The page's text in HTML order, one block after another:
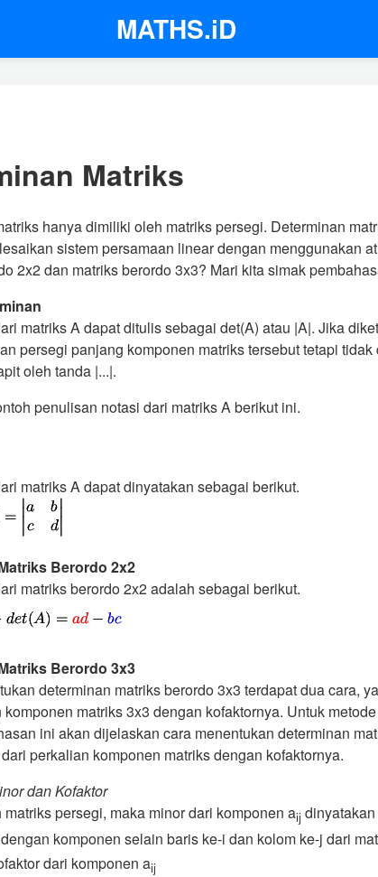
MATHS.iD
Matriks
hanya dimiliki oleh matriks persegi. Determinan
sistem persamaan linear dengan menggunakan
2x2 dan matriks berordo 3x3? Mari kita simak
matriks A dapat ditulis sebagai det(A) atau |A|. Jika
persegi panjang komponen matriks tersebut tetapi
oleh tanda |...|.
penulisan notasi dari matriks A berikut ini.
matriks A dapat dinyatakan sebagai berikut.
Berordo 2x2
matriks berordo 2x2 adalah sebagai berikut.
Berordo 3x3
determinan matriks berordo 3x3 terdapat dua cara,
matriks 3x3 dengan kofaktornya. Untuk
ini akan dijelaskan cara menentukan determinan
perkalian komponen matriks dengan kofaktornya.
dan Kofaktor
persegi, maka minor dari komponen aij
komponen selain baris ke-i dan kolom ke-j dari
dari komponen aij